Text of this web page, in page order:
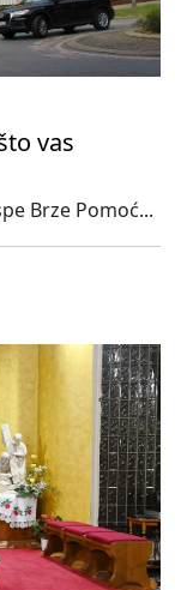
vas
Brze Pomoć...